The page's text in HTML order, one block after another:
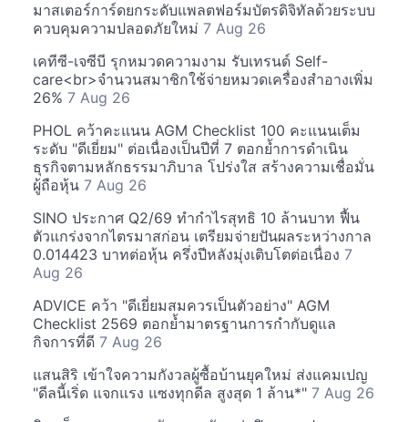
มาสเตอร์การ์ดยกระดับแพลตฟอร์มบัตรดิจิทัลด้วยระบบ
ควบคุมความปลอดภัยใหม่ 7 Aug 26
เคทีซี-เจซีบี รุกหมวดความงาม รับเทรนด์ Self-
care<br>จำนวนสมาชิกใช้จ่ายหมวดเครื่องสำอางเพิ่ม
26% 7 Aug 26
PHOL คว้าคะแนน AGM Checklist 100 คะแนนเต็ม
ระดับ "ดีเยี่ยม" ต่อเนื่องเป็นปีที่ 7 ตอกย้ำการดำเนิน
ธุรกิจตามหลักธรรมาภิบาล โปร่งใส สร้างความเชื่อมั่น
ผู้ถือหุ้น 7 Aug 26
SINO ประกาศ Q2/69 ทำกำไรสุทธิ 10 ล้านบาท ฟื้น
ตัวแกร่งจากไตรมาสก่อน เตรียมจ่ายปันผลระหว่างกาล
0.014423 บาทต่อหุ้น ครึ่งปีหลังมุ่งเติบโตต่อเนื่อง 7
Aug 26
ADVICE คว้า "ดีเยี่ยมสมควรเป็นตัวอย่าง" AGM
Checklist 2569 ตอกย้ำมาตรฐานการกำกับดูแล
กิจการที่ดี 7 Aug 26
แสนสิริ เข้าใจความกังวลผู้ซื้อบ้านยุคใหม่ ส่งแคมเปญ
"ดีลนี้เริ่ด แจกแรง แซงทุกดีล สูงสุด 1 ล้าน*" 7 Aug 26